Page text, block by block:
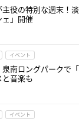
主役の特別な週末！
ェ」開催
イベント
泉南ロングパークで
と音楽も
イベント